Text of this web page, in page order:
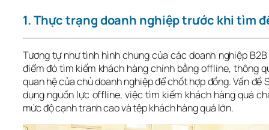
1. Thực trạng doanh nghiệp trước khi tìm
Tương tự như tình hình chung của các doanh nghiệp
điểm đó tìm kiếm khách hàng chính bằng offline, thông
quan hệ của chủ doanh nghiệp để chốt hợp đồng. Vấn đề
dụng nguồn lực offline, việc tìm kiếm khách hàng quá
mức độ cạnh tranh cao và tệp khách hàng quá lớn.